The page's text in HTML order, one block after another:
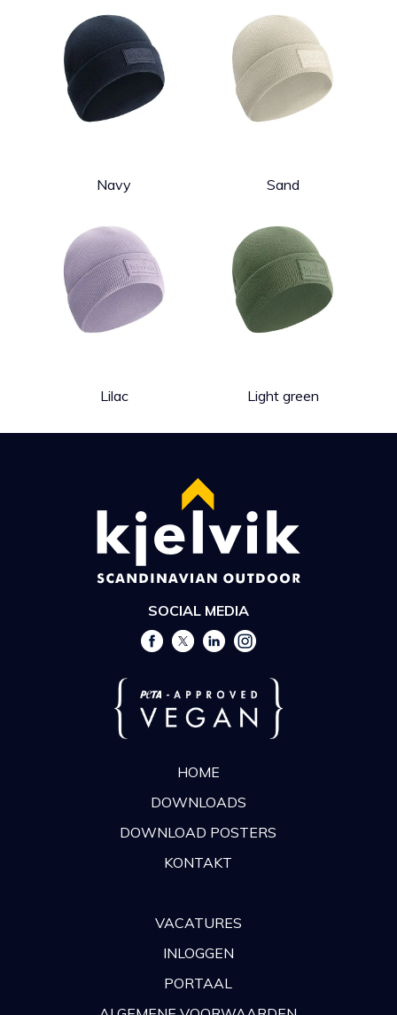
Navy Sand
Lilac Light green
SOCIAL MEDIA
HOME
DOWNLOADS
DOWNLOAD POSTERS
KONTAKT
VACATURES
INLOGGEN
PORTAAL